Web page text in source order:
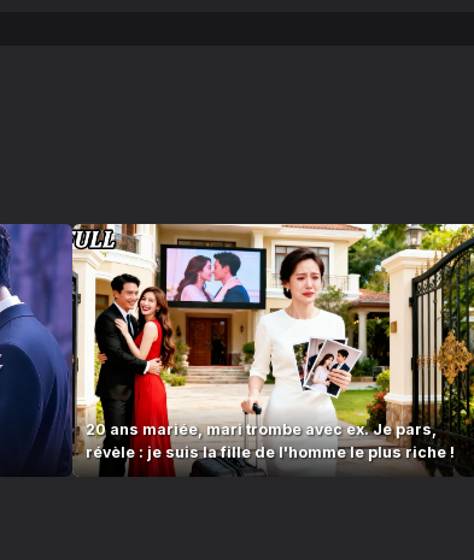
20 ans mariée, mari trombe avec ex. Je pars,
révèle : je suis la fille de l'homme le plus riche !